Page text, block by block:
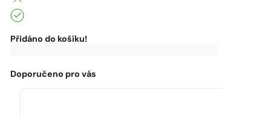
Přidáno do košíku!
zdarma
chybí:
Doporučeno pro vás